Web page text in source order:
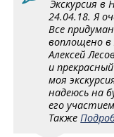
Экскурсия в
24.04.18. Я
Все
воплощено в
Алексей
и
моя
надеюсь на
его
Также